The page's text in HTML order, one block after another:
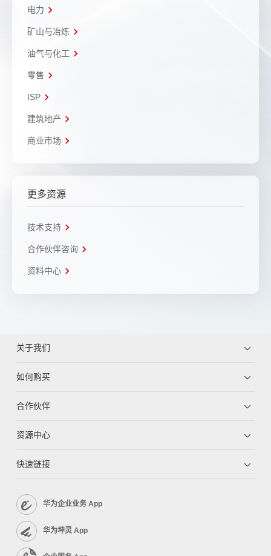
电力
矿山与冶炼
油气与化工
零售
ISP
建筑地产
商业市场
更多资源
技术支持
合作伙伴咨询
资料中心
关于我们
如何购买
合作伙伴
资源中心
快速链接
华为企业业务 App
华为坤灵 App